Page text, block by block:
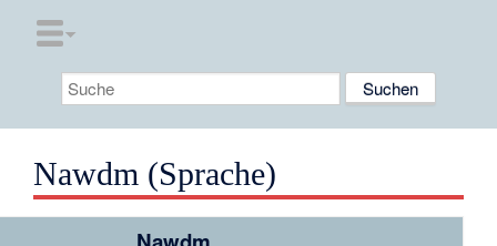
Nawdm (Sprache)